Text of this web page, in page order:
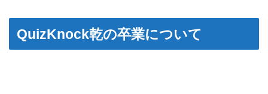
QuizKnock乾の卒業について